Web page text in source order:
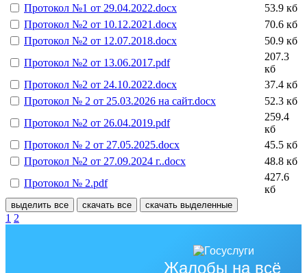
Протокол №1 от 29.04.2022.docx
53.9 кб
Протокол №2 от 10.12.2021.docx
70.6 кб
Протокол №2 от 12.07.2018.docx
50.9 кб
Протокол №2 от 13.06.2017.pdf
207.3
кб
Протокол №2 от 24.10.2022.docx
37.4 кб
Протокол № 2 от 25.03.2026 на сайт.docx
52.3 кб
Протокол №2 от 26.04.2019.pdf
259.4
кб
Протокол № 2 от 27.05.2025.docx
45.5 кб
Протокол №2 от 27.09.2024 г..docx
48.8 кб
Протокол № 2.pdf
427.6
кб
выделить все скачать все скачать выделенные
1 2
Жалобы на всё